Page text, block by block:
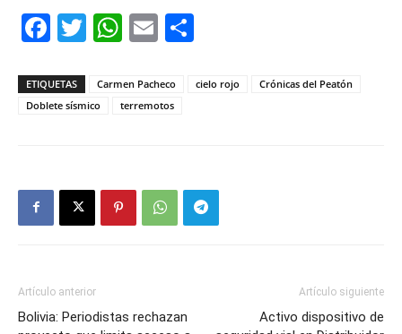
Facebook
Twitter
WhatsApp
Email
ETIQUETAS Carmen Pacheco cielo rojo
Crónicas del Peatón
Doblete sísmico
terremotos
Artículo anterior
Bolivia: Periodistas rechazan
Artículo siguiente
Activo dispositivo de